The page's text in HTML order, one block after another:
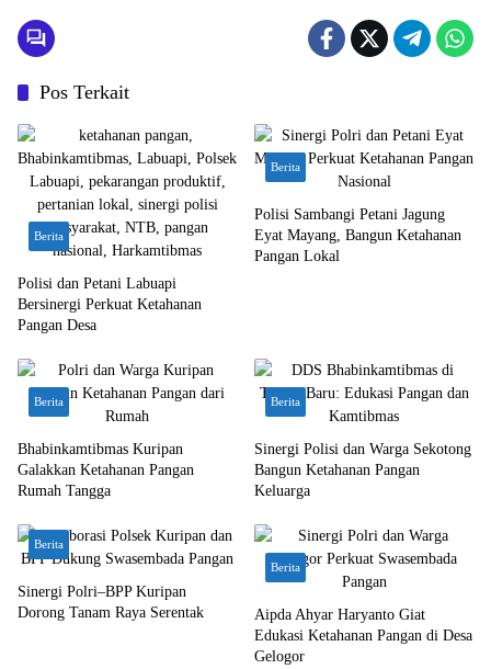
Pos Terkait
Berita
Polisi dan Petani Labuapi
Bersinergi Perkuat Ketahanan
Pangan Desa
Berita
Polisi Sambangi Petani Jagung
Eyat Mayang, Bangun Ketahanan
Pangan Lokal
Berita
Bhabinkamtibmas Kuripan
Galakkan Ketahanan Pangan
Rumah Tangga
Berita
Sinergi Polisi dan Warga Sekotong
Bangun Ketahanan Pangan
Keluarga
Berita
Sinergi Polri–BPP Kuripan
Dorong Tanam Raya Serentak
Berita
Aipda Ahyar Haryanto Giat
Edukasi Ketahanan Pangan di Desa
Gelogor